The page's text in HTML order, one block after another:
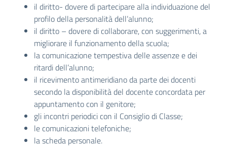
il diritto- dovere di partecipare alla individuazione del
profilo della personalità dell’alunno;
il diritto – dovere di collaborare, con suggerimenti, a
migliorare il funzionamento della scuola;
la comunicazione tempestiva delle assenze e dei
ritardi dell’alunno;
il ricevimento antimeridiano da parte dei docenti
secondo la disponibilità del docente concordata per
appuntamento con il genitore;
gli incontri periodici con il Consiglio di Classe;
le comunicazioni telefoniche;
la scheda personale.